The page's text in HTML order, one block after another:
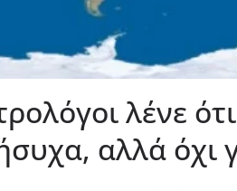
λένε
αλλά όχι